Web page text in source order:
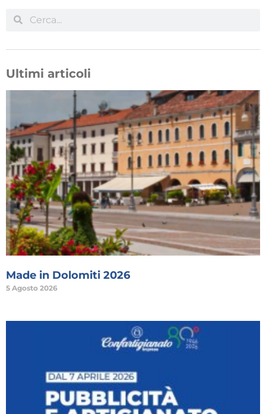
Ultimi articoli
Made in Dolomiti 2026
5 Agosto 2026